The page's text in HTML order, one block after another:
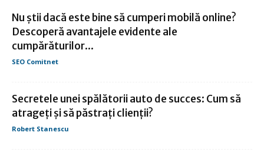
Nu știi dacă este bine să cumperi mobilă online?
Descoperă avantajele evidente ale
cumpărăturilor...
SEO Comitnet
Secretele unei spălătorii auto de succes: Cum să
atrageți și să păstrați clienții?
Robert Stanescu